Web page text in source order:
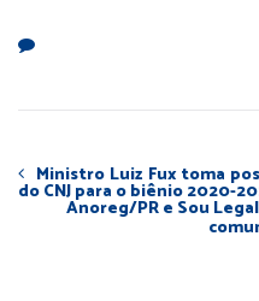
Ministro Luiz Fux toma
do CNJ para o biênio 2020-
Anoreg/PR e Sou